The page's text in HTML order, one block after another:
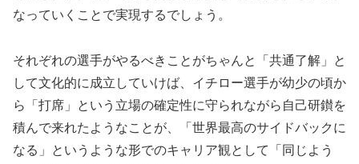
なっていくことで実現するでしょう。
それぞれの選手がやるべきことがちゃんと「共通了解」と
して文化的に成立していけば、イチロー選手が幼少の頃か
ら「打席」という立場の確定性に守られながら自己研鑚を
積んで来れたようなことが、「世界最高のサイドバックに
なる」というような形でのキャリア観として「同じよう